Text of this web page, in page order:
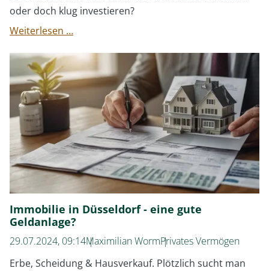
oder doch klug investieren?
Weiterlesen …Was
Ich
Mit
dem
Geld
Nach
Meiner
Scheidung?
Immobilie in Düsseldorf - eine gute
Geldanlage?
29.07.2024, 09:14Maximilian WormPrivates Vermögen
Erbe, Scheidung & Hausverkauf. Plötzlich sucht man